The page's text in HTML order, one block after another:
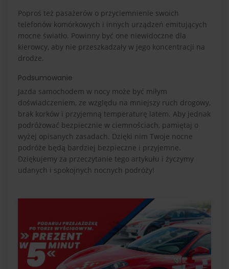
Poproś też pasażerów o przyciemnienie swoich
telefonów komórkowych i innych urządzeń emitujących
mocne światło. Powinny być one niewidoczne dla
kierowcy, aby nie przeszkadzały w jego koncentracji na
drodze.
Podsumowanie
Jazda samochodem w nocy może być miłym
doświadczeniem, ze względu na mniejszy ruch drogowy,
brak korków i przyjemną temperaturę latem. Aby jednak
podróżować bezpiecznie w ciemnościach, pamiętaj o
wyżej opisanych zasadach. Dzięki nim Twoje nocne
podróże będą bardziej bezpieczne i przyjemne.
Dziękujemy za przeczytanie tego artykułu i życzymy
udanych i spokojnych nocnych podróży!